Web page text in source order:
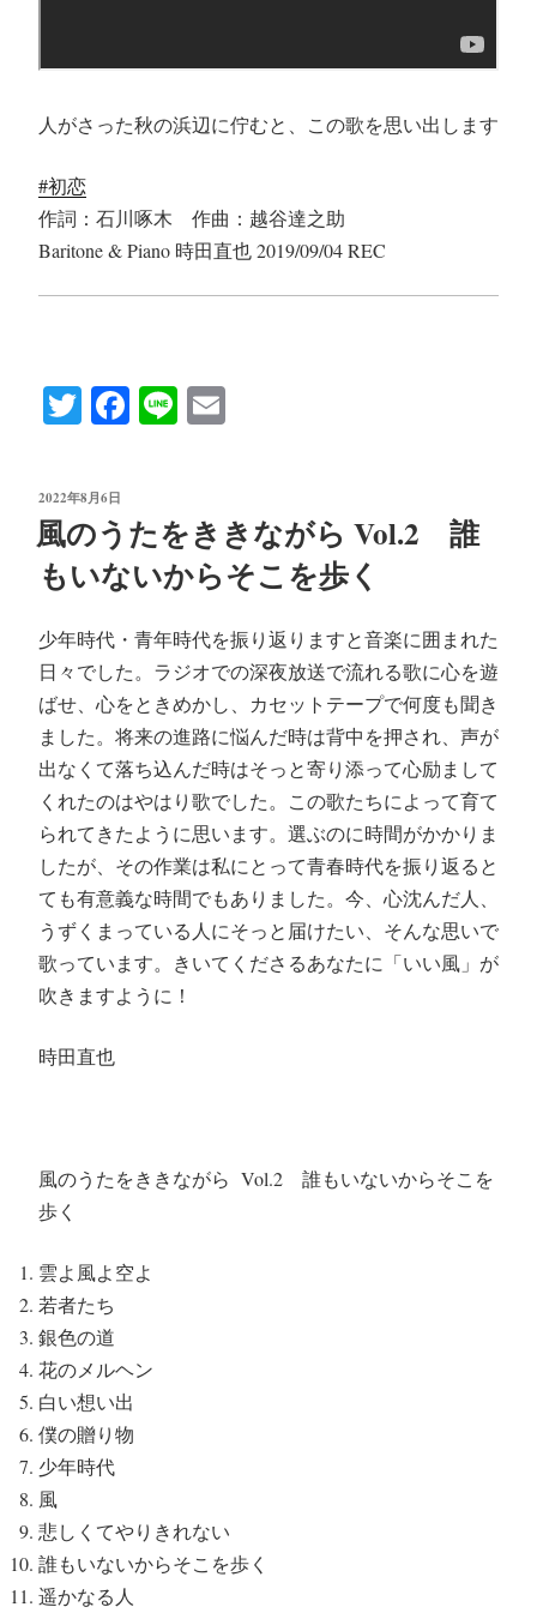
人がさった秋の浜辺に佇むと、この歌を思い出します
#初恋
作詞：石川啄木 作曲：越谷達之助
Baritone & Piano 時田直也 2019/09/04 REC
T
tte
r
Fa
ok
Li
投
稿
日:
2022年8月6日
風のうたをききながら Vol.2 誰
もいないからそこを歩く
少年時代・青年時代を振り返りますと音楽に囲まれた
日々でした。ラジオでの深夜放送で流れる歌に心を遊
ばせ、心をときめかし、カセットテープで何度も聞き
ました。将来の進路に悩んだ時は背中を押され、声が
出なくて落ち込んだ時はそっと寄り添って心励まして
くれたのはやはり歌でした。この歌たちによって育て
られてきたように思います。選ぶのに時間がかかりま
したが、その作業は私にとって青春時代を振り返ると
ても有意義な時間でもありました。今、心沈んだ人、
うずくまっている人にそっと届けたい、そんな思いで
歌っています。きいてくださるあなたに「いい風」が
吹きますように！
時田直也
風のうたをききながら Vol.2 誰もいないからそこを
歩く
雲よ風よ空よ
若者たち
銀色の道
花のメルヘン
白い想い出
僕の贈り物
少年時代
風
悲しくてやりきれない
誰もいないからそこを歩く
遥かなる人